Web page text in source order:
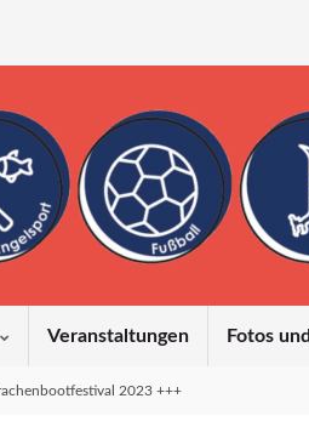
Veranstaltungen Fotos
2023 +++